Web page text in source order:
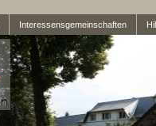
Interessensgemeinschaften